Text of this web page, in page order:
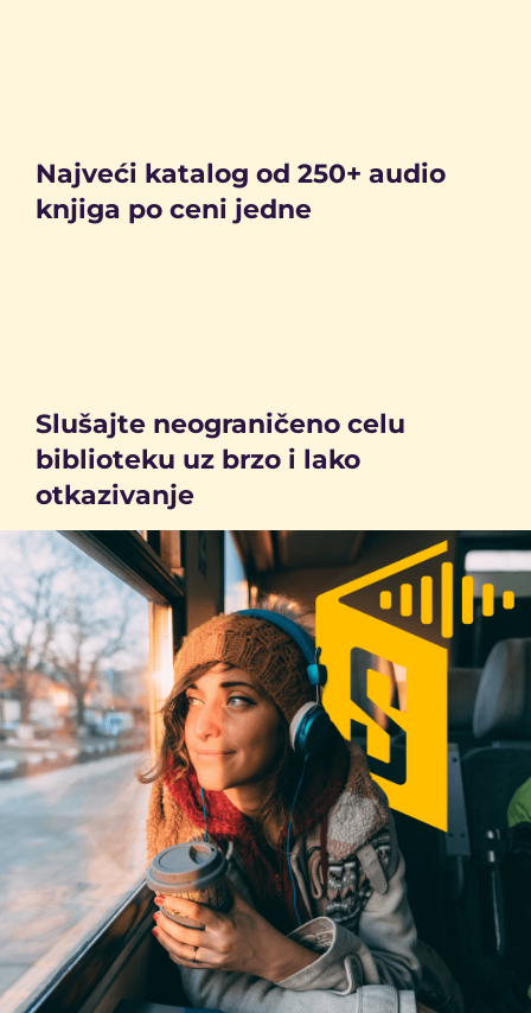
Najveći katalog od 250+ audio
knjiga po ceni jedne
Slušajte neograničeno celu
biblioteku uz brzo i lako
otkazivanje